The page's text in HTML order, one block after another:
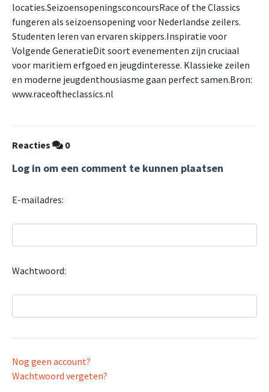
locaties.SeizoensopeningsconcoursRace of the Classics
fungeren als seizoensopening voor Nederlandse zeilers.
Studenten leren van ervaren skippers.Inspiratie voor
Volgende GeneratieDit soort evenementen zijn cruciaal
voor maritiem erfgoed en jeugdinteresse. Klassieke zeilen
en moderne jeugdenthousiasme gaan perfect samen.Bron:
www.raceoftheclassics.nl
Reacties 0
Log in om een comment te kunnen plaatsen
E-mailadres:
Wachtwoord:
Nog geen account?
Wachtwoord vergeten?